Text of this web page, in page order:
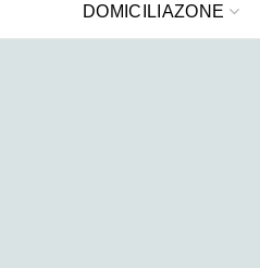
DOMICILIAZONE